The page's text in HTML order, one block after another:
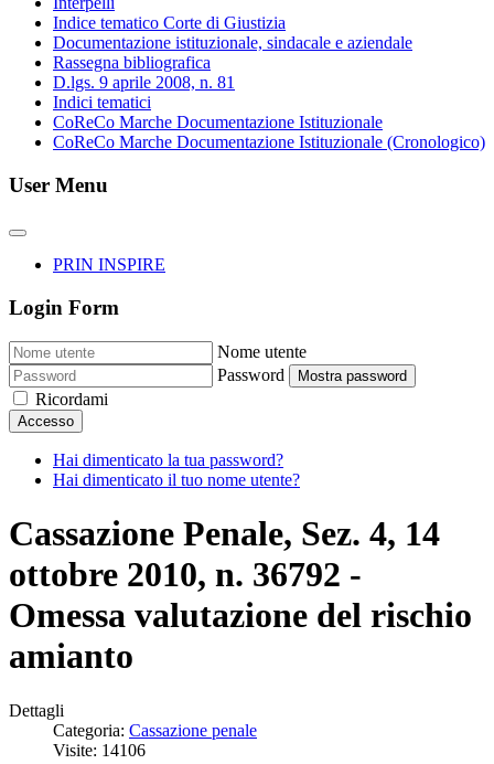
Indice tematico Corte di Giustizia
Documentazione istituzionale, sindacale e aziendale
Rassegna bibliografica
D.lgs. 9 aprile 2008, n. 81
Indici tematici
CoReCo Marche Documentazione Istituzionale
CoReCo Marche Documentazione Istituzionale (Cronologico)
User Menu
PRIN INSPIRE
Login Form
Nome utente
Password
Mostra password
Ricordami
Accesso
Hai dimenticato la tua password?
Hai dimenticato il tuo nome utente?
Cassazione Penale, Sez. 4, 14
ottobre 2010, n. 36792 -
Omessa valutazione del rischio
amianto
Dettagli
Categoria: Cassazione penale
Visite: 14106